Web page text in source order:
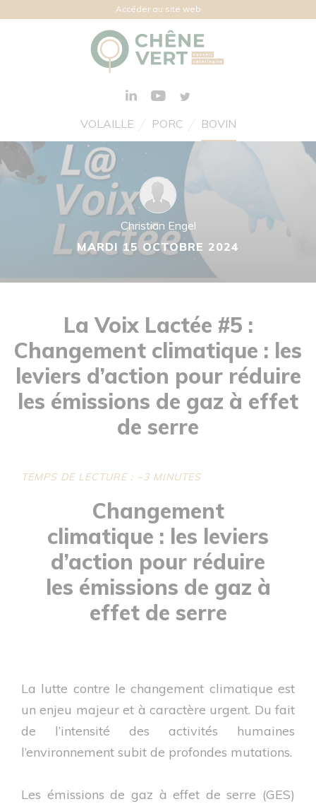
Accéder au site web
VOLAILLE PORC BOVIN
Christian Engel
MARDI 15 OCTOBRE 2024
La Voix Lactée #5 :
Changement climatique : les
leviers d’action pour réduire
les émissions de gaz à effet
de serre
TEMPS DE LECTURE : ~3 MINUTES
Changement
climatique : les leviers
d’action pour réduire
les émissions de gaz à
effet de serre
La lutte contre le changement climatique est
un enjeu majeur et à caractère urgent. Du fait
de l’intensité des activités humaines
l’environnement subit de profondes mutations.
Les émissions de gaz à effet de serre (GES)